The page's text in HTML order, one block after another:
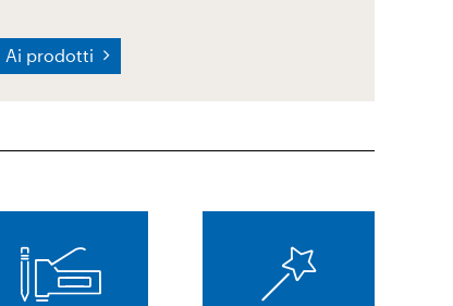
Ai prodotti